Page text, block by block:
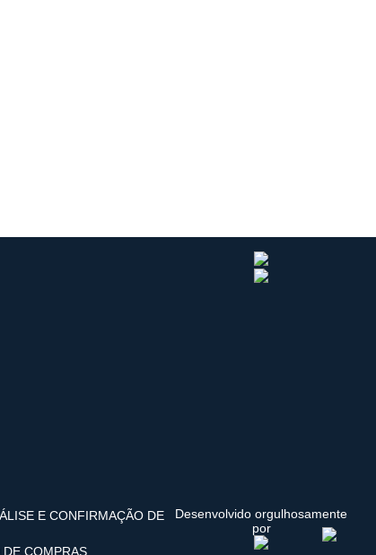
E CONFIRMAÇÃO DE
COMPRAS.
Desenvolvido orgulhosamente
por